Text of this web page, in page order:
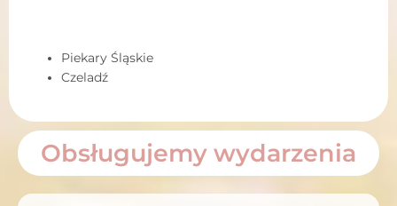
Piekary Śląskie
Czeladź
Obsługujemy wydarzenia